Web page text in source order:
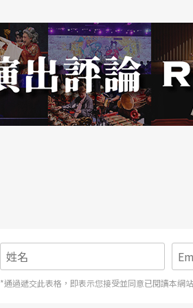
*通過遞交此表格，即表示您接受並同意已閱讀本網